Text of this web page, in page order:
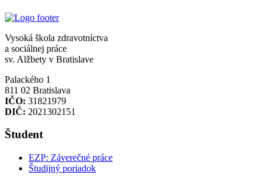
Vysoká škola zdravotníctva
a sociálnej práce
sv. Alžbety v Bratislave
Palackého 1
811 02 Bratislava
IČO: 31821979
DIČ: 2021302151
Študent
EZP: Záverečné práce
Študijný poriadok